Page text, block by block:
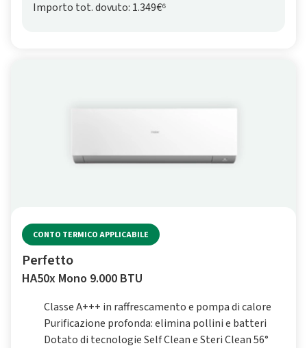
Importo tot. dovuto: 1.349€⁶
CONTO TERMICO APPLICABILE
Perfetto
HA50x Mono 9.000 BTU
Classe A+++ in raffrescamento e pompa di calore
Purificazione profonda: elimina pollini e batteri
Dotato di tecnologie Self Clean e Steri Clean 56°